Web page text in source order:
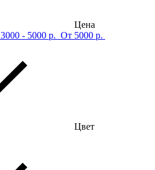
Цена
3000 - 5000 р. От 5000 р.
Цвет